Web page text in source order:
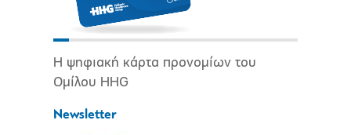
Η ψηφιακή κάρτα προνομίων του
Ομίλου HHG
Newsletter